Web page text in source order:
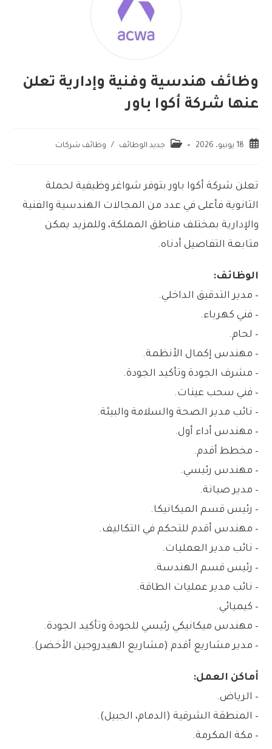
وظائف هندسية وفنية وإدارية تعلن
عنها شركة أكوا باور
18 يونيو، 2026 جديد الوظائف / وظائف شركات
تعلن شركة أكوا باور بتوفر شواغر وظيفية لحملة
الثانوية فأعلى في عدد من المجالات الهندسية والفنية
والإدارية بمختلف مناطق المملكة، وللمزيد يمكن
متابعة التفاصيل أدناه.
الوظائف:
– مدير التدقيق الداخلي.
– فني كهرباء.
– لحام.
– مهندس إكمال الأنظمة.
– مشرف الجودة وتأكيد الجودة.
– فني سحب عينات.
– نائب مدير الصحة والسلامة والبيئة.
– مهندس أداء أول.
– مخطط أقدم.
– مهندس رئيسي.
– مدير صيانة.
– رئيس قسم الميكانيكا.
– مهندس أقدم للتحكم في التكاليف.
– نائب مدير العمليات.
– رئيس قسم الهندسة.
– نائب مدير عمليات الطاقة.
– كيميائي.
– مهندس ميكانيكي رئيسي للجودة وتأكيد الجودة.
– مدير مشاريع أقدم (مشاريع الهيدروجين الأخضر).
أماكن العمل:
– الرياض.
– المنطقة الشرقية (الدمام، الجبيل).
– مكة المكرمة.